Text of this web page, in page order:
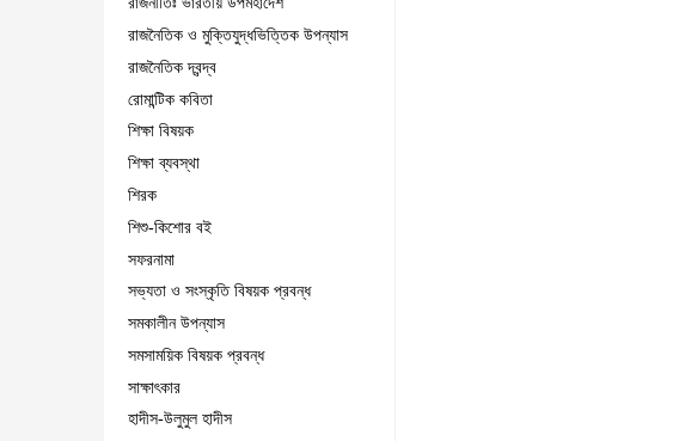
রাজনৈতিক ও মুক্তিযুদ্ধভিত্তিক উপন্যাস
রাজনৈতিক দ্বন্দ্ব
রোমান্টিক কবিতা
শিক্ষা বিষয়ক
শিক্ষা ব্যবস্থা
শিরক
শিশু-কিশোর বই
সফরনামা
সভ্যতা ও সংস্কৃতি বিষয়ক প্রবন্ধ
সমকালীন উপন্যাস
সমসাময়িক বিষয়ক প্রবন্ধ
সাক্ষাৎকার
হাদীস-উলুমুল হাদীস